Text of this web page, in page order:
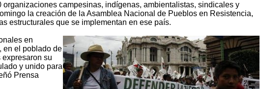
organizaciones campesinas, indígenas, ambientalistas, sindicales y
la creación de la Asamblea Nacional de Pueblos en Resistencia,
estructurales que se implementan en ese país.
en
en el poblado de
su
y unido para
Prensa